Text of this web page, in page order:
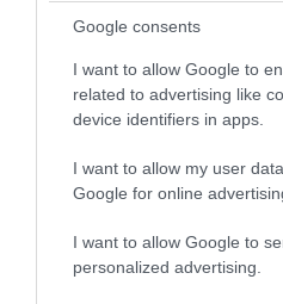
Google consents
I want to allow Google to
related to advertising like
device identifiers in apps.
I want to allow my user
Google for online
I want to allow Google to
personalized advertising.